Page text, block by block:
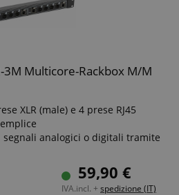
3M Multicore-Rackbox M/M
XLR (male) e 4 prese RJ45
segnali analogici o digitali tramite
combinabili a piacere
solo con cavi schermati a
59,90 €
IVA.incl. + spedizione (IT)